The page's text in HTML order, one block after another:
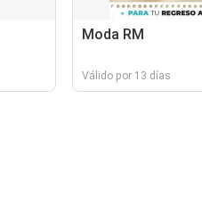
Moda RM
Válido por 13 días